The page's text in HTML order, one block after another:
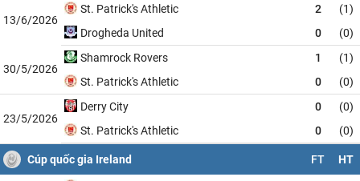
13/6/2026
St. Patrick's Athletic 2
(1)
Drogheda United
0 (0)
30/5/2026
Shamrock Rovers 1
(1)
St. Patrick's Athletic
0 (0)
23/5/2026
Derry City 0
(0)
St. Patrick's Athletic
0 (0)
Cúp quốc gia Ireland FT HT